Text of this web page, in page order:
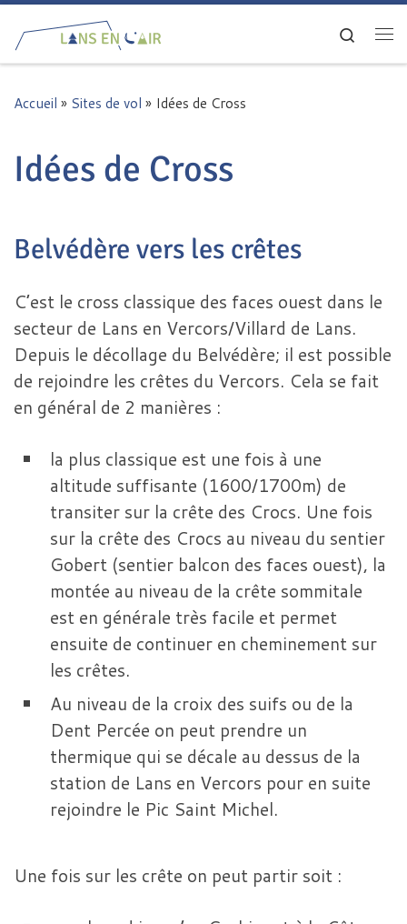
Passer au contenu Search
Accueil » Sites de vol » Idées de Cross
Idées de Cross
Belvédère vers les crêtes
C’est le cross classique des faces ouest dans le
secteur de Lans en Vercors/Villard de Lans.
Depuis le décollage du Belvédère; il est possible
de rejoindre les crêtes du Vercors. Cela se fait
en général de 2 manières :
la plus classique est une fois à une
altitude suffisante (1600/1700m) de
transiter sur la crête des Crocs. Une fois
sur la crête des Crocs au niveau du sentier
Gobert (sentier balcon des faces ouest), la
montée au niveau de la crête sommitale
est en générale très facile et permet
ensuite de continuer en cheminement sur
les crêtes.
Au niveau de la croix des suifs ou de la
Dent Percée on peut prendre un
thermique qui se décale au dessus de la
station de Lans en Vercors pour en suite
rejoindre le Pic Saint Michel.
Une fois sur les crête on peut partir soit :